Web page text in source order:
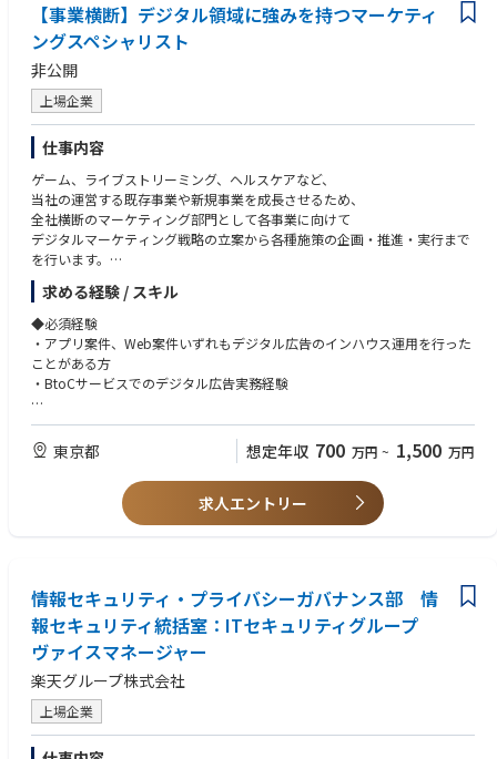
R（仮想現実・拡張現実・複合現実）」技術に、「AI（機械学習・ディー
プラーニング・画像処理・自然言語処理・時系列解析等）」「LiDAR（新
型光学リモートセンシング）」等の先端技術を融合させ、次世代社会の創
出に寄与していきたいと考えております。
・テクノロジー・ドリブン
国内GISエンジンのパイオニアとして、一貫してテクノロジー・ドリブン
の思想を追及してきました。社員の約70％は技術職で、今までに多数のプ
ロダクトを開発して参りました。
・挑戦を推奨するカルチャー
カルチャーは、自由で風通しが良く、自主性は求められますが、上層部へ
の提案もウェルカムで、手をあげれば委ねる・任せる・挑戦できる環境で
す。事業変革期である今、今まで以上に改善提案を通りやすいと感じてお
ります。また、社長直下のポジションのため、意思決定がスピーディで、
・ワークライフバランス
働き方制度も充実しており、実働7.5時間／月の平均残業時間20H程度／週
1日以上の出勤での在宅勤務が可能／フリーアドレス・フレックスによ
り、働く場所と時間の融通が利く等、ワークライフバランスを重視した就
業が可能です。女性マネージャーも活躍しており、出産後に復職する女性
社員も多い環境です。
・中長期的なキャリア形成
安定した経営基盤の上、離職率：3％以下／平均勤務年数：13.45年、と大
手並みで、退職金や財形貯蓄制度もあり、中長期的に腰を据えながら長く
【事業横断】デジタル領域に強みを持つマーケティ
ングスペシャリスト
非公開
上場企業
仕事内容
ゲーム、ライブストリーミング、ヘルスケアなど、
当社の運営する既存事業や新規事業を成長させるため、
全社横断のマーケティング部門として各事業に向けて
デジタルマーケティング戦略の立案から各種施策の企画・推進・実行まで
を行います。
直近はデジタル領域の業務に従事いただきますが、
将来的にはデジタル領域を越えたマーケティング業務にもチャレンジいた
だき、
ご自身のキャリアを拡張できるポジションになります。
【概要】
・外部パートナー（媒体・広告代理店各社など）と密に連携した施策効果
の最大化
・所属組織の専門性向上への貢献(振り返り、ナレッジ共有、メンバー育成
管理、実行までを各事業担当と連携し、一連の流れで行います。
各事業におけるデジタルマーケティング領域の責任者として、
事業にとってなにをすべきかから考え、推進していただくことを期待して
います。
事業によって、運用体制(インハウス/代理店)が異なるので、最適な体制の
構築からいずれのケースでも実行できるケイパビリティを持った方を募集
しています。
求める経験 / スキル
◆必須経験
・アプリ案件、Web案件いずれもデジタル広告のインハウス運用を行った
ことがある方
・BtoCサービスでのデジタル広告実務経験
・デジタルマーケティング全般の戦略設計及び運用ディレクション
- KGI/KPI設定、予算管理、媒体及びメニュー選定、運用後のチューニン
グ、レポーティング
・デジタル広告のインハウス運用実務経験（Google/X/Tiktok/Meta等）
- 戦略立案、施策実行、効果検証のPDCAを一気通貫で回した経験
・デジタルマーケティング領域から、事業を大きく伸長させた成功体験
・データと論理的根拠に基づき、適切な仮説構築・検証・実行ができる論
理的思考力
・事業責任者、外部代理店など、多種多様な関係者と円滑に連携し、目標
達成に向けて推進できる高いコミュニケーション能力と巻き込み力
・事業内容、体制、フェーズがそれぞれ異なるDeNAの様々な事業に柔軟
に対応できる適応力
◆歓迎スキル
・インターネットサービスを提供している企業で、デジタルマーケティン
東京都 想定年収 700 万円 ~ 1,500 万円
求人エントリー
情報セキュリティ・プライバシーガバナンス部 情
報セキュリティ統括室：ITセキュリティグループ
ヴァイスマネージャー
楽天グループ株式会社
上場企業